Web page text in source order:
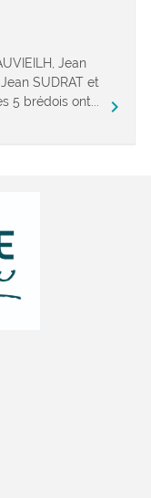
Jean
SUDRAT et
5 brédois ont...
chevron_right